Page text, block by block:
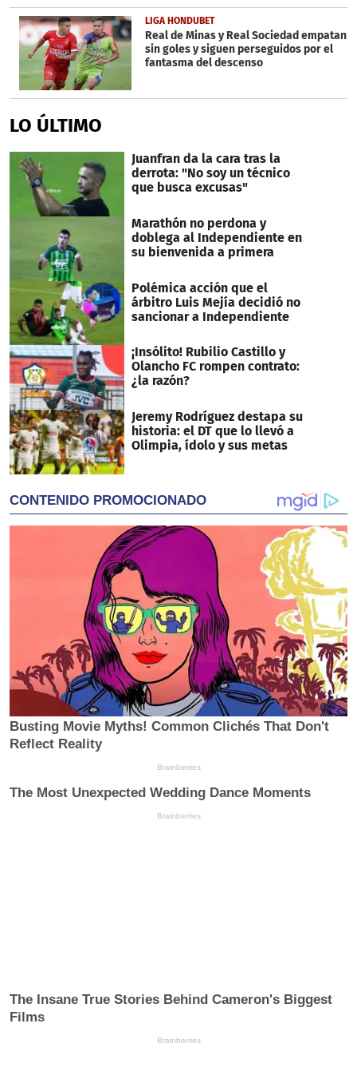
LIGA HONDUBET
Real de Minas y Real Sociedad empatan
sin goles y siguen perseguidos por el
fantasma del descenso
LO ÚLTIMO
Juanfran da la cara tras la
derrota: "No soy un técnico
que busca excusas"
Marathón no perdona y
doblega al Independiente en
su bienvenida a primera
Polémica acción que el
árbitro Luis Mejía decidió no
sancionar a Independiente
¡Insólito! Rubilio Castillo y
Olancho FC rompen contrato:
¿la razón?
Jeremy Rodríguez destapa su
historia: el DT que lo llevó a
Olimpia, ídolo y sus metas